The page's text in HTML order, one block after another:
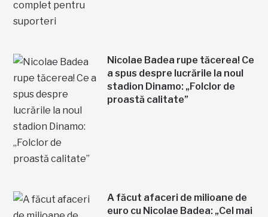
Nicolae Badea rupe tăcerea! Ce
a spus despre lucrările la noul
stadion Dinamo: „Folclor de
proastă calitate”
A făcut afaceri de milioane de
euro cu Nicolae Badea: „Cel mai